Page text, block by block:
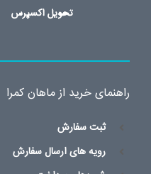
راهنمای خرید از ماهان کمرا
ثبت سفارش
رویه های ارسال سفارش